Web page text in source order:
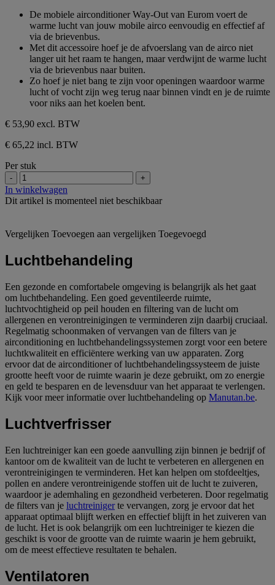
sterren.
De mobiele airconditioner Way-Out van Eurom voert de
warme lucht van jouw mobile airco eenvoudig en effectief af
via de brievenbus.
Met dit accessoire hoef je de afvoerslang van de airco niet
langer uit het raam te hangen, maar verdwijnt de warme lucht
via de brievenbus naar buiten.
Zo hoef je niet bang te zijn voor openingen waardoor warme
lucht of vocht zijn weg terug naar binnen vindt en je de ruimte
voor niks aan het koelen bent.
€ 53,90 excl. BTW
€ 65,22 incl. BTW
Per stuk
- +
In winkelwagen
Dit artikel is momenteel niet beschikbaar
Vergelijken Toevoegen aan vergelijken Toegevoegd
Luchtbehandeling
Een gezonde en comfortabele omgeving is belangrijk als het gaat
om luchtbehandeling. Een goed geventileerde ruimte,
luchtvochtigheid op peil houden en filtering van de lucht om
allergenen en verontreinigingen te verminderen zijn daarbij cruciaal.
Regelmatig schoonmaken of vervangen van de filters van je
airconditioning en luchtbehandelingssystemen zorgt voor een betere
luchtkwaliteit en efficiëntere werking van uw apparaten. Zorg
ervoor dat de airconditioner of luchtbehandelingssysteem de juiste
grootte heeft voor de ruimte waarin je deze gebruikt, om zo energie
en geld te besparen en de levensduur van het apparaat te verlengen.
Kijk voor meer informatie over luchtbehandeling op Manutan.be.
Luchtverfrisser
Een luchtreiniger kan een goede aanvulling zijn binnen je bedrijf of
kantoor om de kwaliteit van de lucht te verbeteren en allergenen en
verontreinigingen te verminderen. Het kan helpen om stofdeeltjes,
pollen en andere verontreinigende stoffen uit de lucht te zuiveren,
waardoor je ademhaling en gezondheid verbeteren. Door regelmatig
de filters van je luchtreinigerte vervangen, zorg je ervoor dat het
apparaat optimaal blijft werken en effectief blijft in het zuiveren van
de lucht. Het is ook belangrijk om een luchtreiniger te kiezen die
geschikt is voor de grootte van de ruimte waarin je hem gebruikt,
om de meest effectieve resultaten te behalen.
Ventilatoren